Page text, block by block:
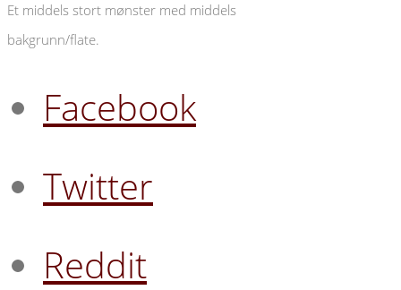
Et middels stort mønster med middels
bakgrunn/flate.
Facebook
Twitter
Reddit